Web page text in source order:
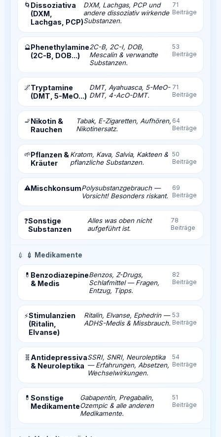
🌀 Dissoziativa
(DXM,
Lachgas, PCP)
DXM, Lachgas, PCP und
andere dissoziativ wirkende
Substanzen.
71
Beiträge
🔮Phenethylamine
(2C-B, DOB...)
2C-B, 2C-I, DOB,
Mescalin & verwandte
Substanzen.
53
Beiträge
🌌Tryptamine
(DMT, 5-MeO...)
DMT, Ayahuasca, 5-MeO-
DMT, 4-AcO-DMT.
71
Beiträge
🚬Nikotin &
Rauchen
Tabak, E-Zigaretten, Aufhören,
Nikotinersatz.
64
Beiträge
🌱Pflanzen &
Kräuter
Kratom, Kava, Salvia, Kakteen &
pflanzliche Substanzen.
50
Beiträge
⚠️MischkonsumPolysubstanzgebrauch —
Vorsicht! Besonders riskant.
69
Beiträge
❓Sonstige
Substanzen
Alles was oben nicht
aufgeführt ist.
78
Beiträge
💉 💉 Medikamente
💊 Benzodiazepine
& Medis
Benzos, Z-Drugs,
Schlafmittel — Fragen,
Entzug, Tipps.
82
Beiträge
⚡Stimulanzien
(Ritalin,
Elvanse)
Ritalin, Elvanse, Ephedrin —
ADHS-Medis & Missbrauch.
53
Beiträge
🧬 Antidepressiva
& Neuroleptika
SSRI, SNRI, Neuroleptika
— Erfahrungen, Absetzen,
Wechselwirkungen.
54
Beiträge
💊 Sonstige
Medikamente
Gabapentin, Pregabalin,
Ozempic & alle anderen
Medikamente.
51
Beiträge